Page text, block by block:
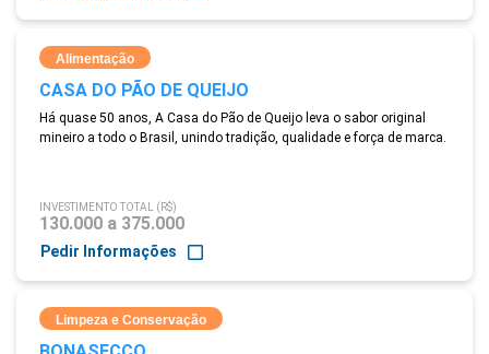
Alimentação
CASA DO PÃO DE QUEIJO
Há quase 50 anos, A Casa do Pão de Queijo leva o sabor original
mineiro a todo o Brasil, unindo tradição, qualidade e força de marca.
INVESTIMENTO TOTAL (R$)
130.000 a 375.000
Pedir Informações
Limpeza e Conservação